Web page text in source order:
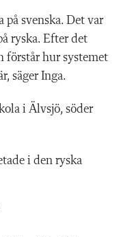
på svenska. Det var
ryska. Efter det
förstår hur systemet
säger Inga.
i Älvsjö, söder
i den ryska